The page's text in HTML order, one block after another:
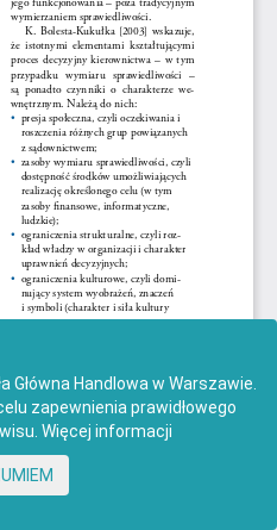
Handlowa w Warszawie.
zapewnienia prawidłowego
Więcej informacji